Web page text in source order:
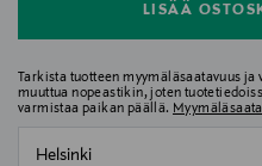
LISÄÄ
Tarkista tuotteen myymäläsaatavuus
muuttua nopeastikin, joten
varmistaa paikan päällä.
Helsinki